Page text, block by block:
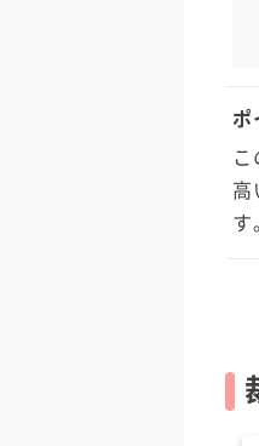
ポ
こ
高
す